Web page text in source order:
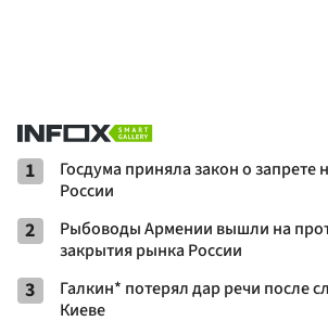
1
Госдума приняла закон о запрете
России
2
Рыбоводы Армении вышли на
закрытия рынка России
3
Галкин* потерял дар речи после
Киеве